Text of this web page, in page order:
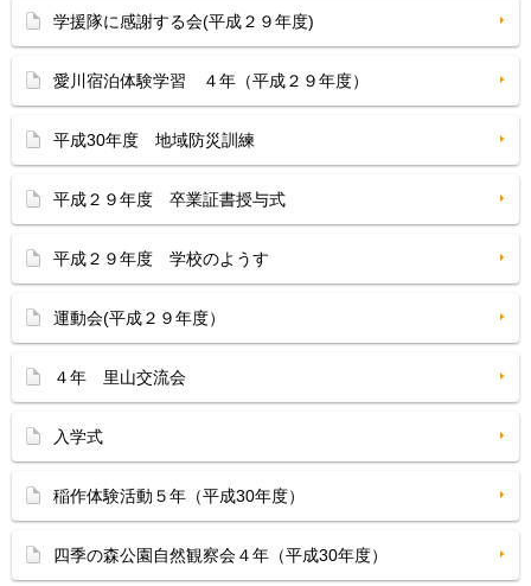
学援隊に感謝する会(平成２９年度)
愛川宿泊体験学習 ４年（平成２９年度）
平成30年度 地域防災訓練
平成２９年度 卒業証書授与式
平成２９年度 学校のようす
運動会(平成２９年度）
４年 里山交流会
入学式
稲作体験活動５年（平成30年度）
四季の森公園自然観察会４年（平成30年度）